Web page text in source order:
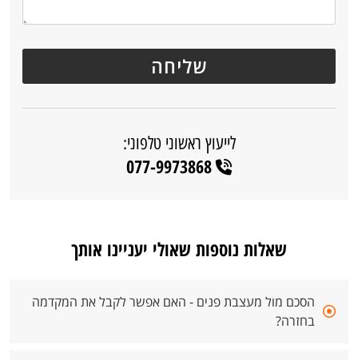
לייעוץ ראשוני טלפוני:
077-9973868
שאלות נוספות שאולי יעניינו אותך
הסכם מול מעצבת פנים - האם אפשר לקבל את המקדמה
בחזרה?